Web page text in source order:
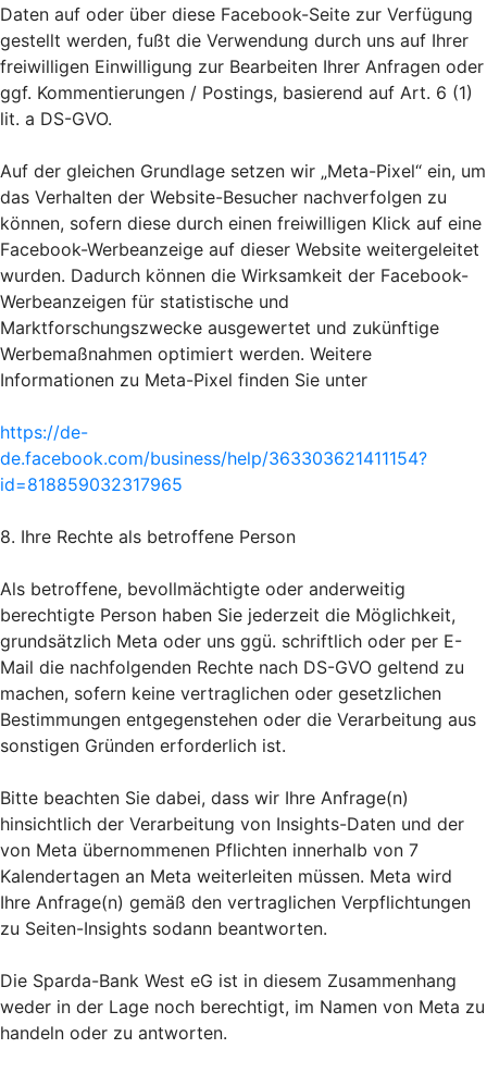
Daten auf oder über diese Facebook-Seite zur Verfügung
gestellt werden, fußt die Verwendung durch uns auf Ihrer
freiwilligen Einwilligung zur Bearbeiten Ihrer Anfragen oder
ggf. Kommentierungen / Postings, basierend auf Art. 6 (1)
lit. a DS-GVO.
Auf der gleichen Grundlage setzen wir „Meta-Pixel“ ein, um
das Verhalten der Website-Besucher nachverfolgen zu
können, sofern diese durch einen freiwilligen Klick auf eine
Facebook-Werbeanzeige auf dieser Website weitergeleitet
wurden. Dadurch können die Wirksamkeit der Facebook-
Werbeanzeigen für statistische und
Marktforschungszwecke ausgewertet und zukünftige
Werbemaßnahmen optimiert werden. Weitere
Informationen zu Meta-Pixel finden Sie unter
https://de-
de.facebook.com/business/help/363303621411154?
id=818859032317965
8. Ihre Rechte als betroffene Person
Als betroffene, bevollmächtigte oder anderweitig
berechtigte Person haben Sie jederzeit die Möglichkeit,
grundsätzlich Meta oder uns ggü. schriftlich oder per E-
Mail die nachfolgenden Rechte nach DS-GVO geltend zu
machen, sofern keine vertraglichen oder gesetzlichen
Bestimmungen entgegenstehen oder die Verarbeitung aus
sonstigen Gründen erforderlich ist.
Bitte beachten Sie dabei, dass wir Ihre Anfrage(n)
hinsichtlich der Verarbeitung von Insights-Daten und der
von Meta übernommenen Pflichten innerhalb von 7
Kalendertagen an Meta weiterleiten müssen. Meta wird
Ihre Anfrage(n) gemäß den vertraglichen Verpflichtungen
zu Seiten-Insights sodann beantworten.
Die Sparda-Bank West eG ist in diesem Zusammenhang
weder in der Lage noch berechtigt, im Namen von Meta zu
handeln oder zu antworten.